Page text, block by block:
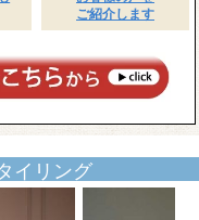
ご紹介します
イリング